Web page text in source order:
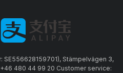
SE556628159701), Stämpelvägen 3,
480 44 99 20 Customer service: